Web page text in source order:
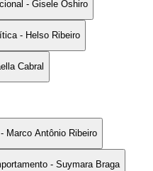
- Gisele Oshiro
- Helso Ribeiro
Cabral
Marco Antônio Ribeiro
- Suymara Braga